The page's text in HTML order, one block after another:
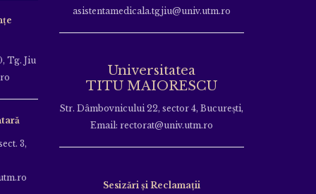
Tg. Jiu
3,
asistentamedicala.tgjiu@univ.utm.ro
Universitatea
TITU MAIORESCU
Str. Dâmbovnicului 22, sector 4, București,
Email: rectorat@univ.utm.ro
Sesizări și Reclamații